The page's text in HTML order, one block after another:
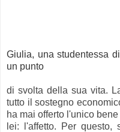
Giulia, una studentessa
un punto
di svolta della sua vita.
tutto il sostegno
ha mai offerto l'unico
lei: l'affetto. Per